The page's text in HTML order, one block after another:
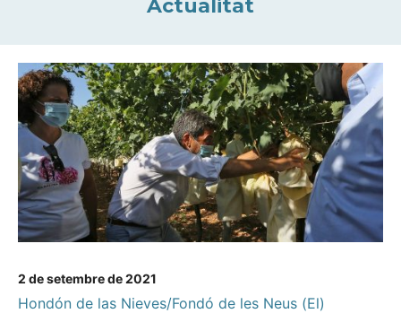
Actualitat
2 de setembre de 2021
Hondón de las Nieves/Fondó de les Neus (El)